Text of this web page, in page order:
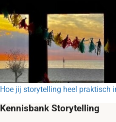
Hoe jij storytelling heel praktisch
Kennisbank Storytelling